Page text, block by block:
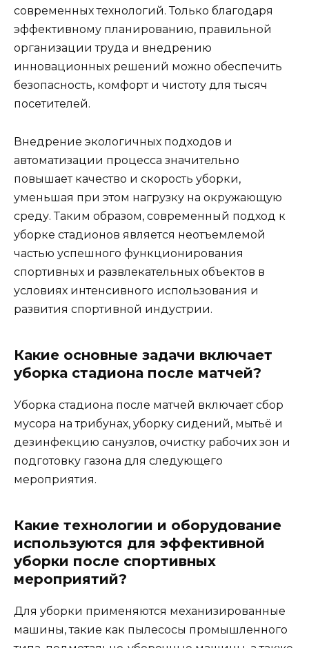
современных технологий. Только благодаря
эффективному планированию, правильной
организации труда и внедрению
инновационных решений можно обеспечить
безопасность, комфорт и чистоту для тысяч
посетителей.
Внедрение экологичных подходов и
автоматизации процесса значительно
повышает качество и скорость уборки,
уменьшая при этом нагрузку на окружающую
среду. Таким образом, современный подход к
уборке стадионов является неотъемлемой
частью успешного функционирования
спортивных и развлекательных объектов в
условиях интенсивного использования и
развития спортивной индустрии.
Какие основные задачи включает
уборка стадиона после матчей?
Уборка стадиона после матчей включает сбор
мусора на трибунах, уборку сидений, мытьё и
дезинфекцию санузлов, очистку рабочих зон и
подготовку газона для следующего
мероприятия.
Какие технологии и оборудование
используются для эффективной
уборки после спортивных
мероприятий?
Для уборки применяются механизированные
машины, такие как пылесосы промышленного